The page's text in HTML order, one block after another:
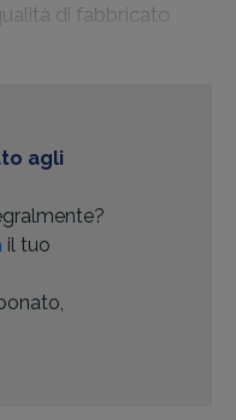
di fabbricato
agli
il tuo